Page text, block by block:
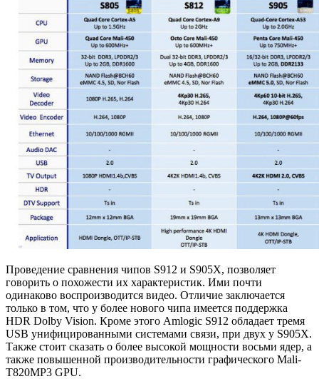
Проведение сравнения чипов S912 и S905X, позволяет
говорить о похожести их характеристик. Ими почти
одинаково воспроизводится видео. Отличие заключается
только в том, что у более нового чипа имеется поддержка
HDR Dolby Vision. Кроме этого Amlogic S912 обладает тремя
USB унифицированными системами связи, при двух у S905X.
Также стоит сказать о более высокой мощности восьми ядер, а
также повышенной производительности графического Mali-
T820MP3 GPU.